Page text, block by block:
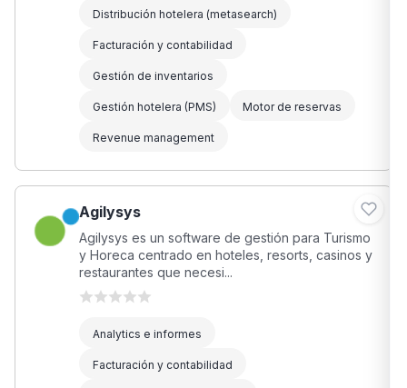
Distribución hotelera (metasearch)
Facturación y contabilidad
Gestión de inventarios
Gestión hotelera (PMS) Motor de reservas
Revenue management
Agilysys
Agilysys es un software de gestión para Turismo
y Horeca centrado en hoteles, resorts, casinos y
restaurantes que necesi...
Analytics e informes
Facturación y contabilidad